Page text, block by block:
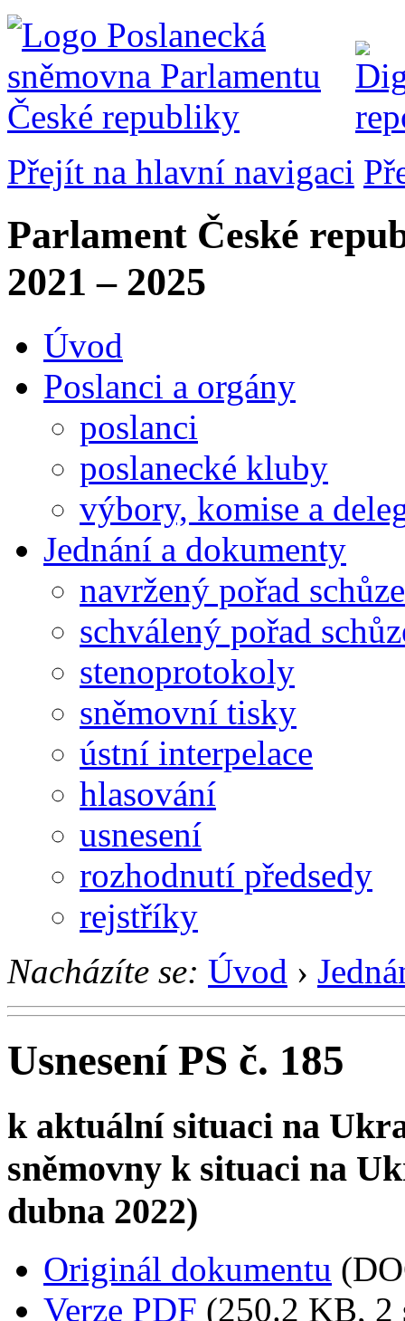
Přejít na hlavní navigaci
Parlament České
2021 – 2025
Úvod
Poslanci a orgány
poslanci
poslanecké kluby
výbory, komise a
Jednání a dokumenty
navržený pořad schůze
schválený pořad
stenoprotokoly
sněmovní tisky
ústní interpelace
hlasování
usnesení
rozhodnutí předsedy
rejstříky
Nacházíte se: Úvod ›
Usnesení PS č. 185
k aktuální situaci na
sněmovny k situaci na
dubna 2022)
Originál dokumentu
Verze PDF (250.2 KB, 2